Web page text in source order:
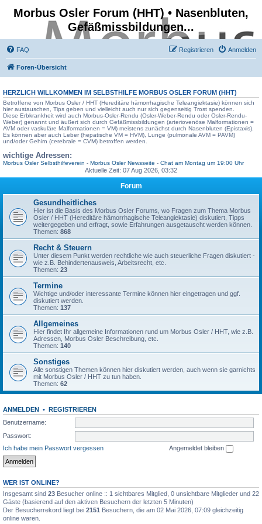
Morbus Osler Forum (HHT) • Nasenbluten,
Gefäßmissbildungen...
FAQ Anmelden
Registrieren
Foren-Übersicht
HERZLICH WILLKOMMEN IM SELBSTHILFE MORBUS OSLER FORUM (HHT)
Betroffene von Morbus Osler / HHT (Hereditäre hämorrhagische Teleangiektasie) können sich
hier austauschen, Tips geben und vielleicht auch nur sich gegenseitig Trost spenden.
Diese Erbkrankheit wird auch Morbus-Osler-Rendu (Osler-Weber-Rendu oder Osler-Rendu-
Weber) genannt und äußert sich durch Gefäßmissbildungen (arteriovenöse Malformationen =
AVM oder vaskuläre Malformationen = VM) meistens zunächst durch Nasenbluten (Epistaxis).
Es können aber auch Leber (hepatische VM = HVM), Lunge (pulmonale AVM = PAVM)
und/oder Gehirn (cerebrale = CVM) betroffen werden.
wichtige Adressen:
Morbus Osler Selbsthilfeverein - Morbus Osler Newsseite - Chat am Montag um 19:00 Uhr
Aktuelle Zeit: 07 Aug 2026, 03:32
Forum
Gesundheitliches
Hier ist die Basis des Morbus Osler Forums, wo Fragen zum Thema Morbus
Osler / HHT (Hereditäre hämorrhagische Teleangiektasie) diskutiert, Tipps
weitergegeben und erfragt, sowie Erfahrungen ausgetauscht werden können.
Themen: 868
Recht & Steuern
Unter diesem Punkt werden rechtliche wie auch steuerliche Fragen diskutiert -
wie z.B. Behindertenausweis, Arbeitsrecht, etc.
Themen: 23
Termine
Wichtige und/oder interessante Termine können hier eingetragen und ggf.
diskutiert werden.
Themen: 137
Allgemeines
Hier findet Ihr allgemeine Informationen rund um Morbus Osler / HHT, wie z.B.
Adressen, Morbus Osler Beschreibung, etc.
Themen: 140
Sonstiges
Alle sonstigen Themen können hier diskutiert werden, auch wenn sie garnichts
mit Morbus Osler / HHT zu tun haben.
Themen: 62
ANMELDEN • REGISTRIEREN
Benutzername:
Passwort:
Ich habe mein Passwort vergessen
Angemeldet bleiben
WER IST ONLINE?
Insgesamt sind 23 Besucher online :: 1 sichtbares Mitglied, 0 unsichtbare Mitglieder und 22
Gäste (basierend auf den aktiven Besuchern der letzten 5 Minuten)
Der Besucherrekord liegt bei 2151 Besuchern, die am 02 Mai 2026, 07:09 gleichzeitig
online waren.